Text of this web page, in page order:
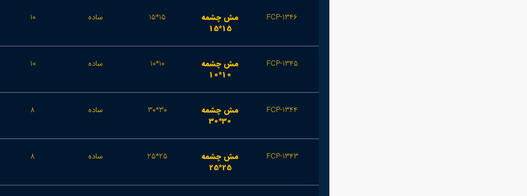
FCP-1346
مش چشمه
15*15
15*15 ساده 10
FCP-1345
مش چشمه
10*10
10*10 ساده 10
FCP-1344
مش چشمه
30*30
30*30 ساده 8
FCP-1343
مش چشمه
25*25
25*25 ساده 8